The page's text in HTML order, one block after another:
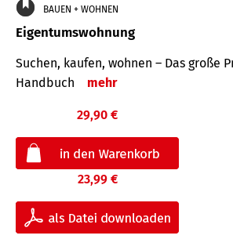
BAUEN + WOHNEN
Eigentumswohnung
Suchen, kaufen, wohnen – Das große
Handbuch
mehr
29,90 €
23,99 €